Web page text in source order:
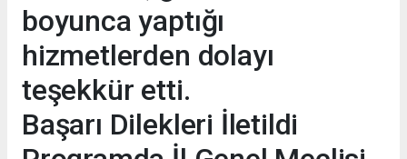
boyunca yaptığı
hizmetlerden dolayı
teşekkür etti.
Başarı Dilekleri İletildi